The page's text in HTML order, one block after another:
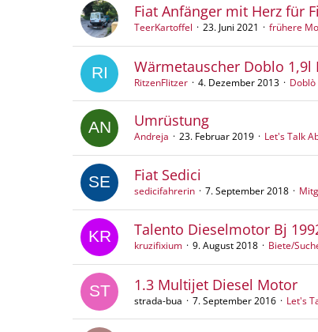
Fiat Anfänger mit Herz für
TeerKartoffel 23. Juni 2021 frühere
Wärmetauscher Doblo 1,9l
RitzenFlitzer 4. Dezember 2013 Doblò
Umrüstung
Andreja 23. Februar 2019 Let's Talk
Fiat Sedici
sedicifahrerin 7. September 2018
Talento Dieselmotor Bj
kruzifixium 9. August 2018 Biete/
1.3 Multijet Diesel Motor
strada-bua 7. September 2016 Let's